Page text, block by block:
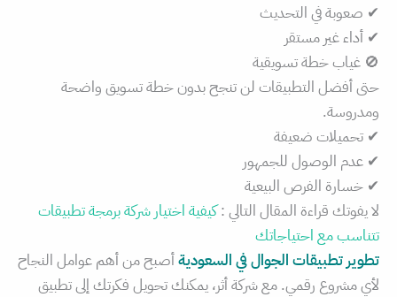
✔ صعوبة في التحديث
✔ أداء غير مستقر
🚫 غياب خطة تسويقية
حتى أفضل التطبيقات لن تنجح بدون خطة تسويق واضحة
ومدروسة.
✔ تحميلات ضعيفة
✔ عدم الوصول للجمهور
✔ خسارة الفرص البيعية
لا يفوتك قراءة المقال التالي :كيفية اختيار شركة برمجة تطبيقات
تتناسب مع احتياجاتك
تطوير تطبيقات الجوال في السعوديةأصبح من أهم عوامل النجاح
لأي مشروع رقمي. مع شركة أثر، يمكنك تحويل فكرتك إلى تطبيق